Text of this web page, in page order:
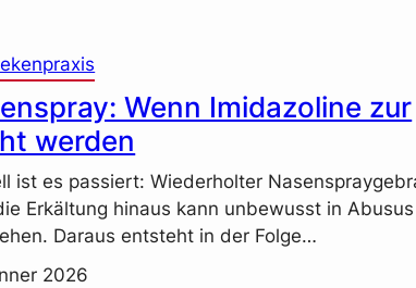
Wenn Imidazoline zur
werden
ist es passiert: Wiederholter
Erkältung hinaus kann unbewusst in Abusus
Daraus entsteht in der Folge…
2026